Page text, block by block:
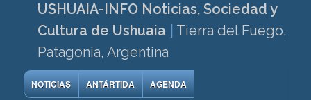
USHUAIA-INFO Noticias, Sociedad y
Cultura de Ushuaia
Tierra del Fuego,
Patagonia, Argentina
NOTICIAS ANTÁRTIDA AGENDA